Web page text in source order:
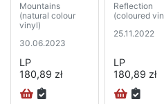
Mountains
(natural colour
vinyl)
30.06.2023
LP
180,89 zł
Reflection
(coloured
25.11.2022
LP
180,89 zł